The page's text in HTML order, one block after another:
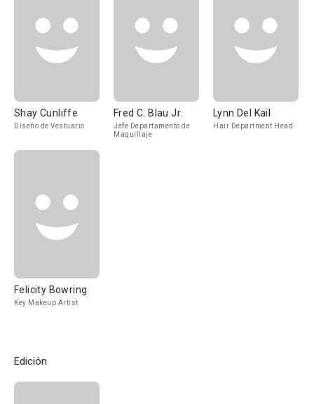
Shay Cunliffe
Diseño de Vestuario
Fred C. Blau Jr.
Jefe Departamento de
Maquillaje
Lynn Del Kail
Hair Department Head
Felicity Bowring
Key Makeup Artist
Edición